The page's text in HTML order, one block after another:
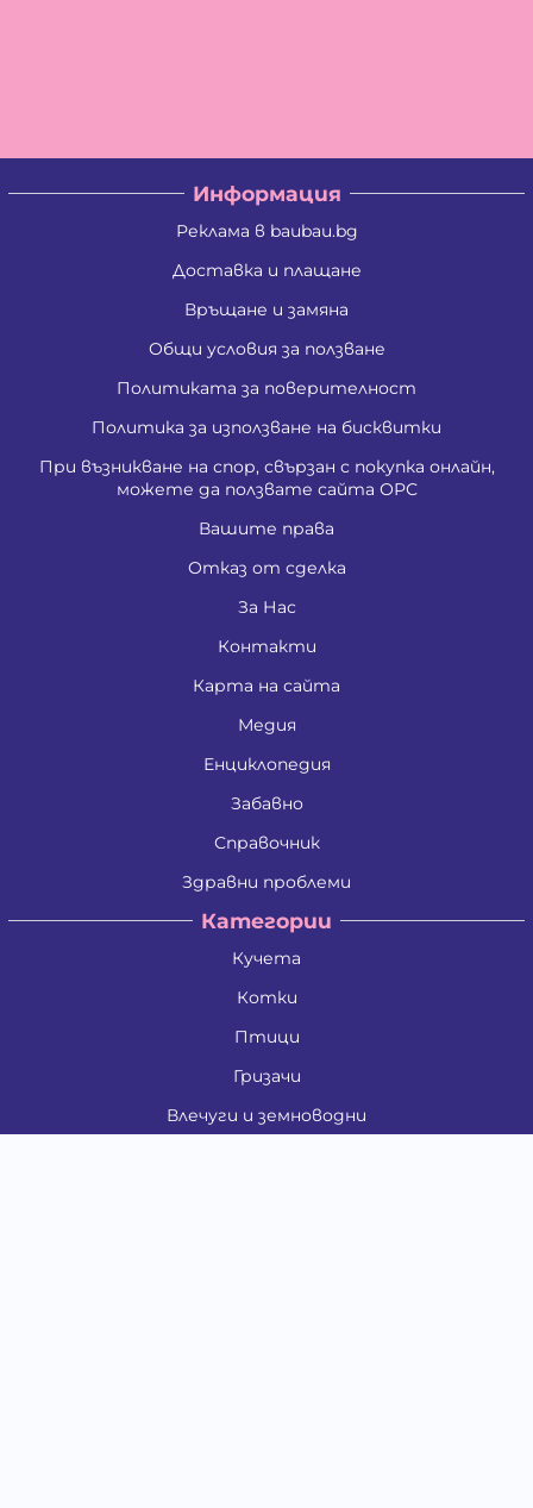
Информация
Реклама в baubau.bg
Доставка и плащане
Връщане и замяна
Общи условия за ползване
Политиката за поверителност
Политика за използване на бисквитки
При възникване на спор, свързан с покупка онлайн,
можете да ползвате сайта ОРС
Вашите права
Отказ от сделка
За Нас
Контакти
Карта на сайта
Медия
Енциклопедия
Забавно
Справочник
Здравни проблеми
Категории
Кучета
Котки
Птици
Гризачи
Влечуги и земноводни